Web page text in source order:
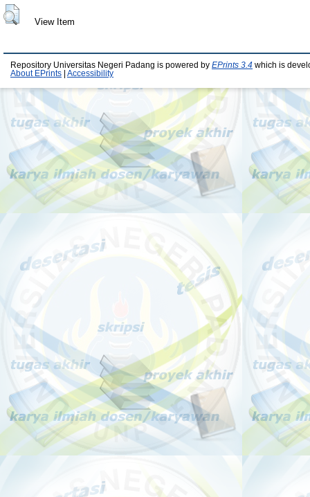
View Item
Repository Universitas Negeri Padang is powered by EPrints 3.4 which is
About EPrints
Accessibility